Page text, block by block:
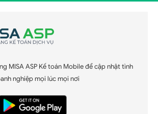
MISA ASP Kế toán Mobile để cập nhật tình
nghiệp mọi lúc mọi nơi